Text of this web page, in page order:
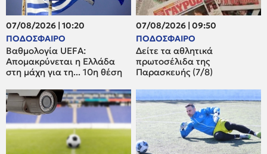
07/08/2026 | 10:20
ΠΟΔΟΣΦΑΙΡΟ
Βαθμολογία UEFA:
Απομακρύνεται η Ελλάδα
στη μάχη για τη... 10η θέση
07/08/2026 | 09:50
ΠΟΔΟΣΦΑΙΡΟ
Δείτε τα αθλητικά
πρωτοσέλιδα της
Παρασκευής (7/8)